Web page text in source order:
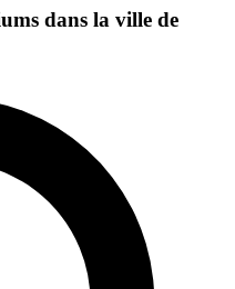
dans la ville de